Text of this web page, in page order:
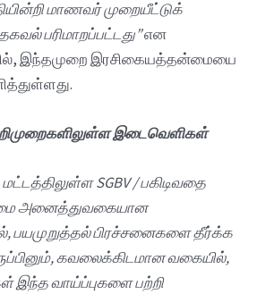
மாணவர் முறையீட்டுக்
பரிமாறப்பட்டது”என
இந்தமுறை இரசிகையத்தன்மையை
இடைவெளிகள்
SGBV / பகிடிவதை
அனைத்துவகையான
பிரச்சனைகளை தீர்க்க
கவலைக்கிடமான வகையில்,
வாய்ப்புகளை பற்றி